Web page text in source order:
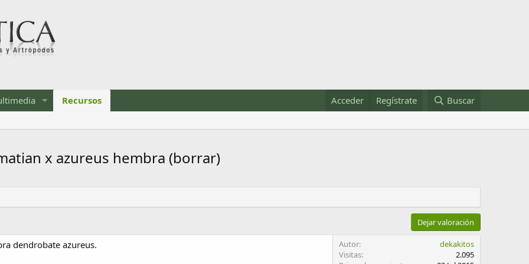
Recursos Acceder Regístrate Buscar
x azureus hembra (borrar)
Dejar valoración
dendrobate azureus. Autor
dekakitos
Visitas
2.095